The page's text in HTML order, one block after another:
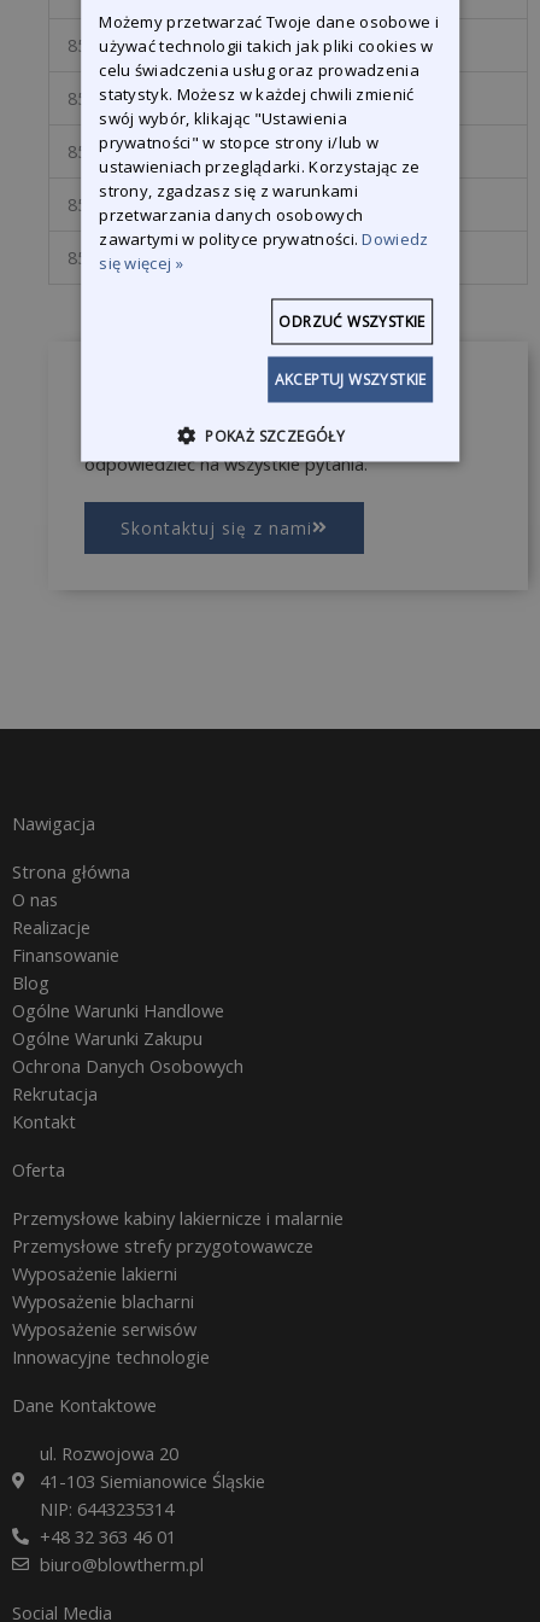
858220 P220 19,30 €
858240 P240 19,30 €
858280 P280
858320 P320
858360 P360
Jesteśmy do Państwa dyspozycji, żeby
odpowiedzieć na wszystkie pytania.
Skontaktuj się z nami
Nawigacja
Strona główna
O nas
Realizacje
Finansowanie
Blog
Ogólne Warunki Handlowe
Ogólne Warunki Zakupu
Ochrona Danych Osobowych
Rekrutacja
Kontakt
Oferta
Przemysłowe kabiny lakiernicze i malarnie
Przemysłowe strefy przygotowawcze
Wyposażenie lakierni
Wyposażenie blacharni
Wyposażenie serwisów
Innowacyjne technologie
Dane Kontaktowe
ul. Rozwojowa 20
41-103 Siemianowice Śląskie
NIP: 6443235314
+48 32 363 46 01
biuro@blowtherm.pl
Social Media
Możemy przetwarzać Twoje dane osobowe i
używać technologii takich jak pliki cookies w
celu świadczenia usług oraz prowadzenia
statystyk. Możesz w każdej chwili zmienić
swój wybór, klikając "Ustawienia
prywatności" w stopce strony i/lub w
ustawieniach przeglądarki. Korzystając ze
strony, zgadzasz się z warunkami
przetwarzania danych osobowych
zawartymi w polityce prywatności.Dowiedz
się więcej »
AKCEPTUJ WSZYSTKIE
ODRZUĆ WSZYSTKIE
POKAŻ SZCZEGÓŁY